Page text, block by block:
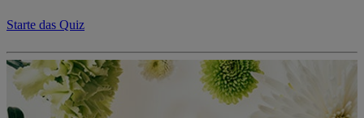
Starte das Quiz